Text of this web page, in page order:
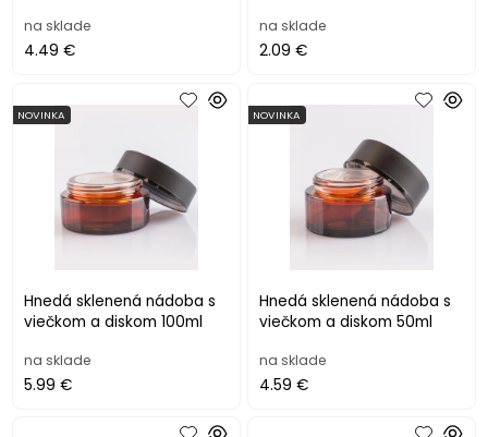
na sklade
4.49 €
na sklade
2.09 €
Hnedá sklenená nádoba s
viečkom a diskom 100ml
NOVINKA
na sklade
5.99 €
Hnedá sklenená nádoba s
viečkom a diskom 50ml
NOVINKA
na sklade
4.59 €